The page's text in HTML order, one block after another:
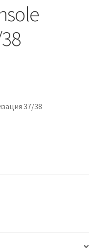
37/38